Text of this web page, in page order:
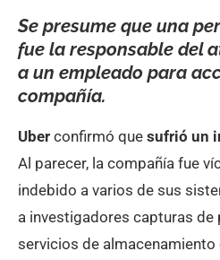
Se presume que una
fue la responsable del
a un empleado para
compañía.
Uber confirmó que sufrió un
Al parecer, la compañía fue
indebido a varios de sus
a investigadores capturas de
servicios de almacenamiento